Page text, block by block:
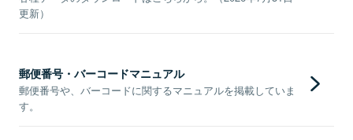
更新）
郵便番号・バーコードマニュアル
郵便番号や、バーコードに関するマニュアルを掲載していま
す。